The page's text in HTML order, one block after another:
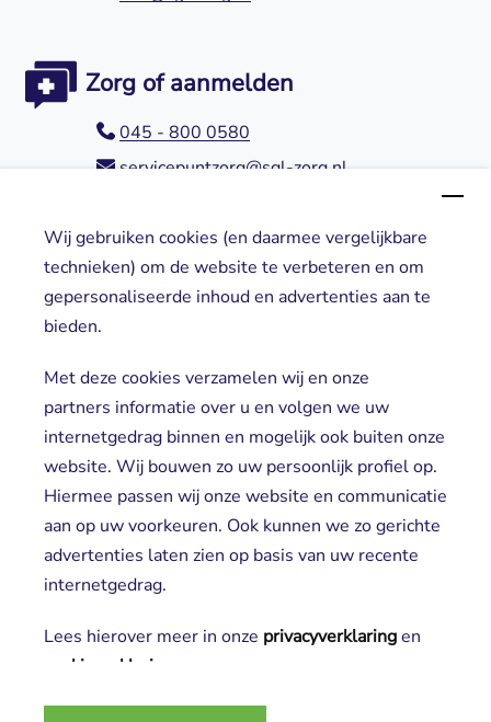
Wij gebruiken cookies (en daarmee vergelijkbare
technieken) om de website te verbeteren en om
gepersonaliseerde inhoud en advertenties aan te
bieden.
Met deze cookies verzamelen wij en onze
partners informatie over u en volgen we uw
internetgedrag binnen en mogelijk ook buiten onze
website. Wij bouwen zo uw persoonlijk profiel op.
Hiermee passen wij onze website en communicatie
aan op uw voorkeuren. Ook kunnen we zo gerichte
advertenties laten zien op basis van uw recente
internetgedrag.
Lees hierover meer in onze privacyverklaringen
cookieverklaring
Zorg of aanmelden
045 - 800 0580
servicepuntzorg@sgl-zorg.nl
Direct naar
Locaties
Vrijwilligers
Aanmelden nieuwsbrief